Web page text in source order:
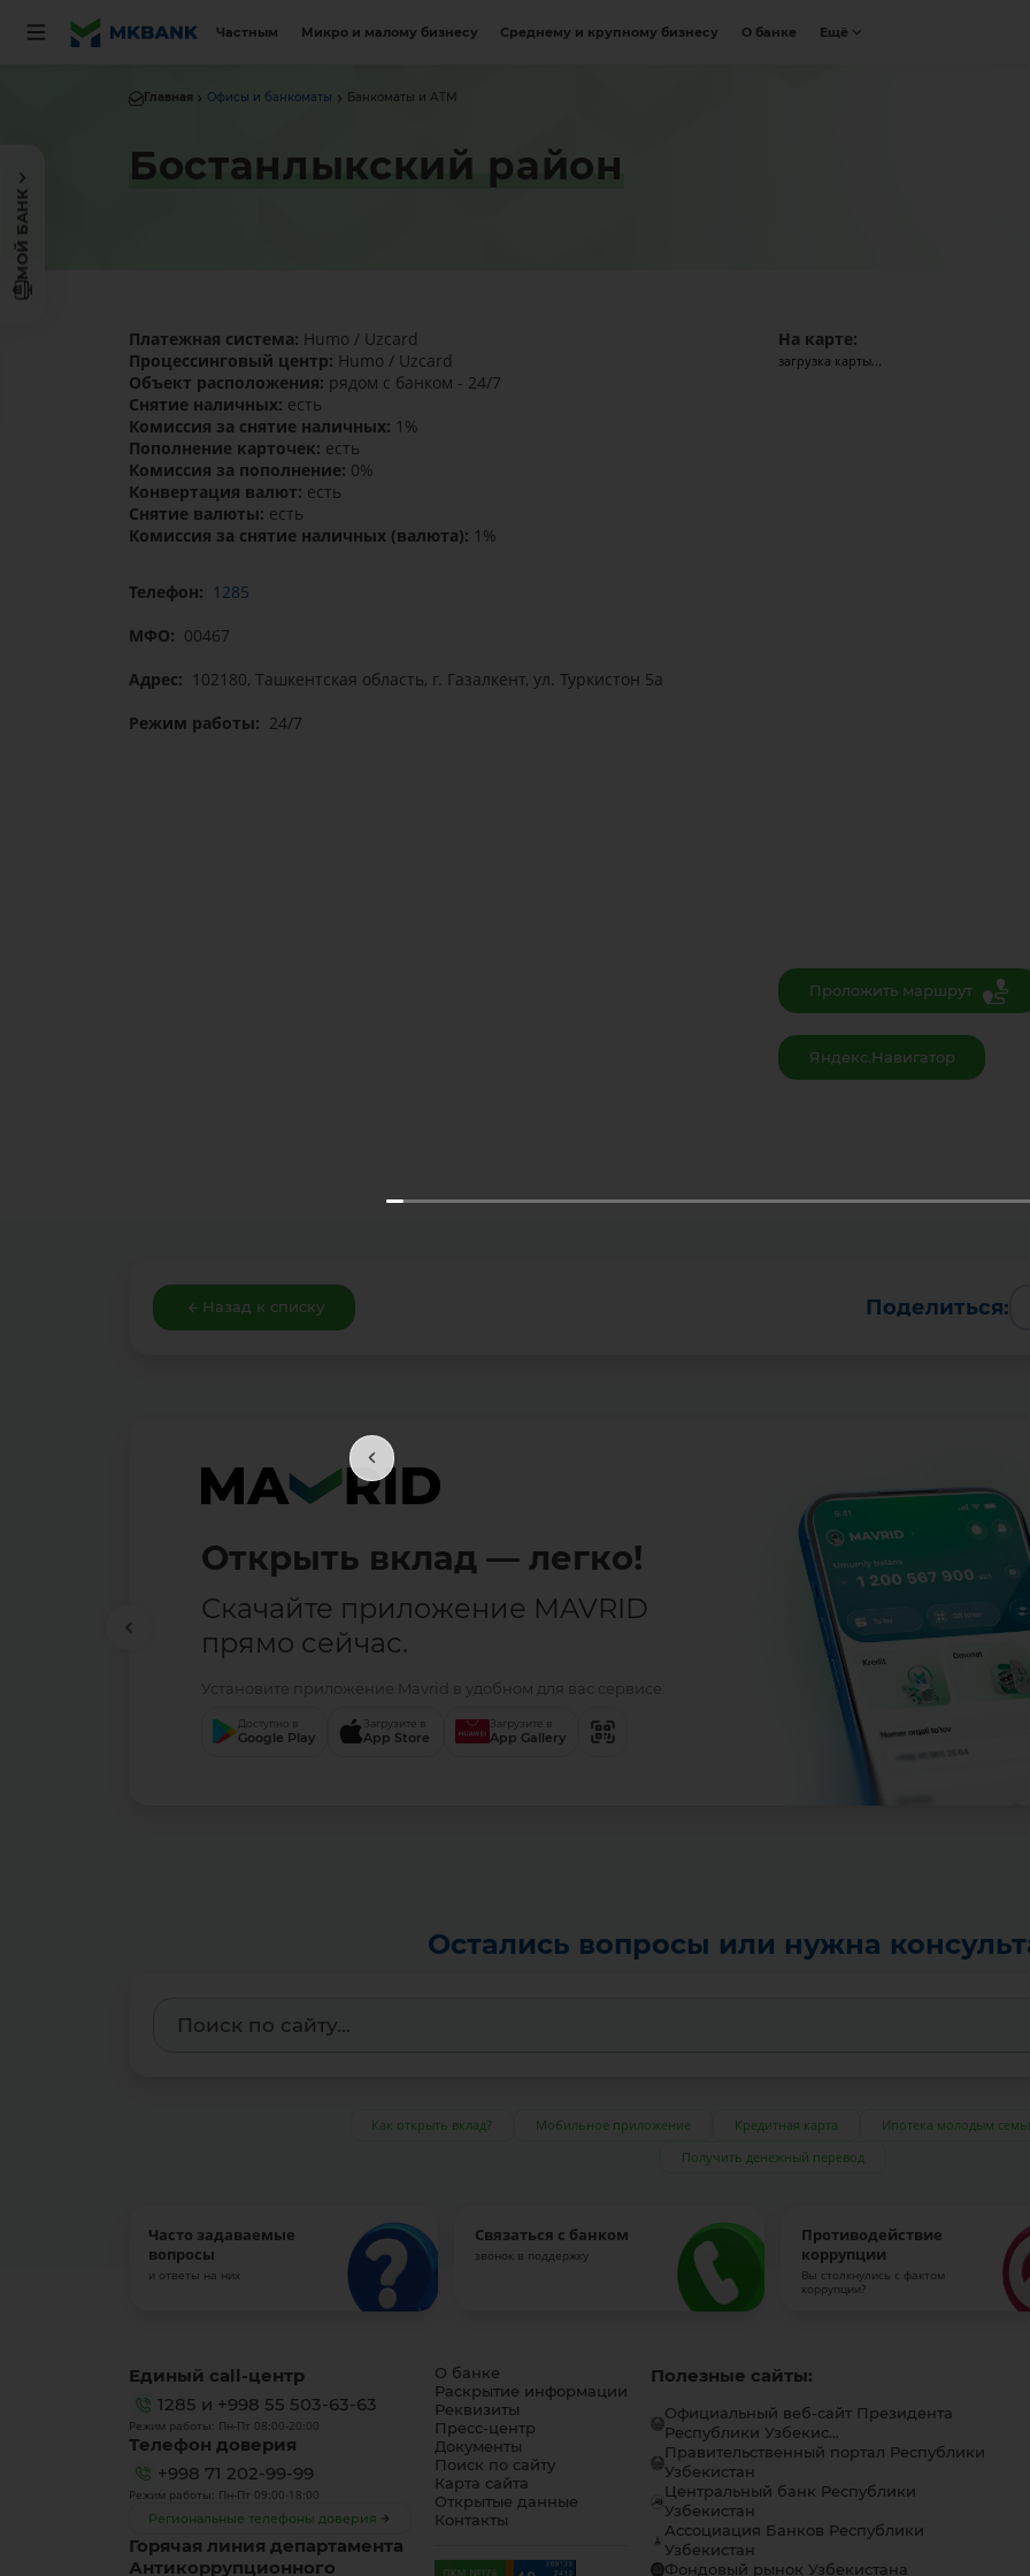
Частным Микро и малому бизнесу Среднему и крупному бизнесу О банке Ещё
МОЙ БАНК
Главная Офисы и банкоматы Банкоматы и АТМ
Бостанлыкский район
Платежная система: Humo / Uzcard
Процессинговый центр: Humo / Uzcard
Объект расположения: рядом с банком - 24/7
Снятие наличных: есть
Комиссия за снятие наличных: 1%
Пополнение карточек: есть
Комиссия за пополнение: 0%
Конвертация валют: есть
Снятие валюты: есть
Комиссия за снятие наличных (валюта): 1%
Телефон: 1285
МФО: 00467
Адрес: 102180, Ташкентская область, г. Газалкент, ул. Туркистон 5а
Режим работы: 24/7
На карте:
загрузка карты...
Проложить маршрут
Яндекс.Навигатор
Назад к списку Поделиться:
Открыть вклад — легко!
Скачайте приложение MAVRID
прямо сейчас.
Установите приложение Mavrid в удобном для вас сервисе:
Доступно в
Google Play
Загрузите в
App Store
Загрузите в
App Gallery
Остались вопросы или нужна
Как открыть вклад? Мобильное приложение Кредитная карта Ипотека молодым
Получить денежный перевод
Часто задаваемые
вопросы
и ответы на них
Связаться с банком
звонок в поддержку
Противодействие
коррупции
Вы столкнулись с фактом
коррупции?
Единый call-центр
1285 и +998 55 503-63-63
Режим работы: Пн-Пт 08:00-20:00
Телефон доверия
+998 71 202-99-99
Режим работы: Пн-Пт 09:00-18:00
Региональные телефоны доверия
Горячая линия департамента
Антикоррупционного
О банке
Раскрытие информации
Реквизиты
Пресс-центр
Документы
Поиск по сайту
Карта сайта
Открытые данные
Контакты
Полезные сайты:
Официальный веб-сайт Президента
Республики Узбекис...
Правительственный портал Республики
Узбекистан
Центральный банк Республики
Узбекистан
Ассоциация Банков Республики
Узбекистан
Фондовый рынок Узбекистана